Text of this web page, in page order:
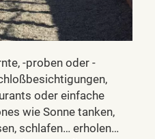
-proben oder -
oder einfache
wie Sonne tanken,
schlafen… erholen…